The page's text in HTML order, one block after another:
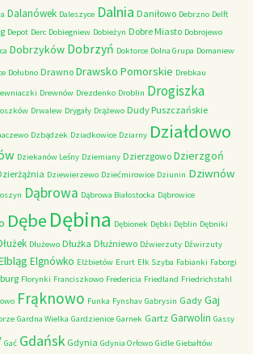
Dalanówek Daleszyce Dalnia Daniłowo Debrzno Delft
Depot Derc Dobiegniew Dobieżyn Dobre Miasto Dobrojewo
Dobrzyków Dobrzyń Doktorce Dolna Grupa Domaniew
Dołubno Drawno Drawsko Pomorskie Drebkau
Drewnów Drezdenko Droblin Drogiszka
Drwalew Drygały Drążewo Dudy Puszczańskie
Dzbądzek Dziadkowice Dziarny Działdowo
Dziekanów Leśny Dziemiany Dzierzgowo Dzierzgoń
Dziewierzewo Dziećmirowice Dziunin Dziwnów
Dąbrowa Dąbrowa Białostocka Dąbrowice
Dębe Dębina Dębionek Dębki Dęblin Dębniki
Dłużewo Dłużka Dłużniewo Dźwierzuty Dźwirzuty
Elgnówko Elżbietów Erurt Ełk Szyba Fabianki Faborgi
Florynki Franciszkowo Fredericia Friedland Friedrichstahl
Frąknowo Funka Fynshav Gabrysin Gady Gaj
Gardna Wielka Gardzienice Garnek Gartz Garwolin Gassy
Gać Gdańsk Gdynia Gdynia Orłowo Gidle Giebałtów